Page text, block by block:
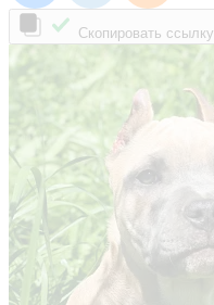
Скопировать ссылку